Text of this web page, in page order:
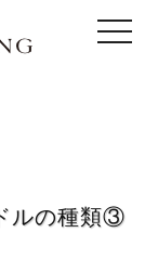
ルの種類③